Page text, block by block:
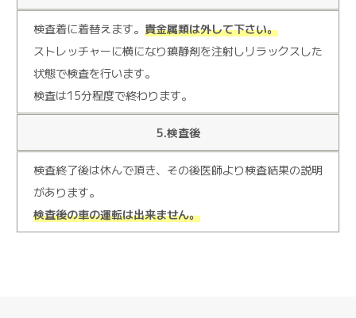
検査着に着替えます。 貴金属類は外して下さい。
ストレッチャーに横になり鎮静剤を注射しリラックスした
状態で検査を行います。
検査は15分程度で終わります。
5.検査後
検査終了後は休んで頂き、その後医師より検査結果の説明
があります。
検査後の車の運転は出来ません。